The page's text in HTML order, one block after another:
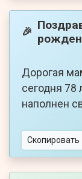
🎉
Дорогая
сегодня 78
наполнен
Скопировать